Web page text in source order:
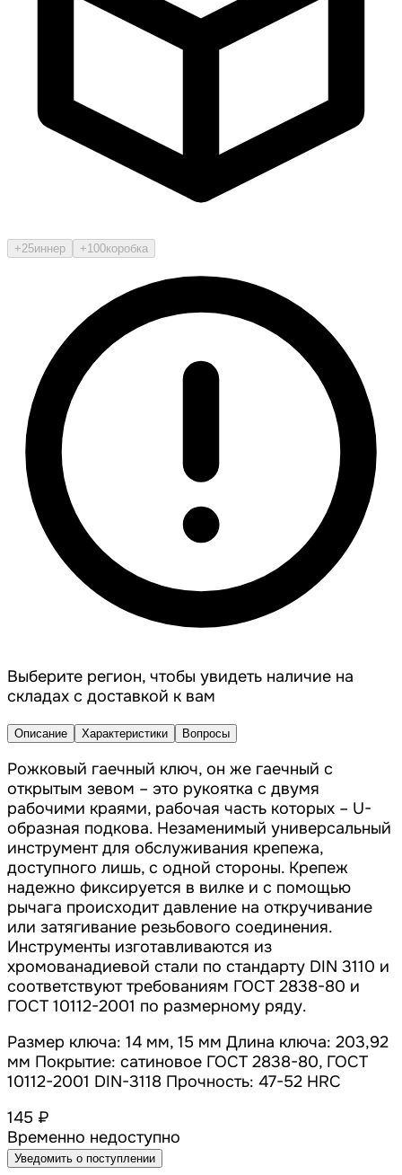
+25иннер +100коробка
Выберите регион, чтобы увидеть наличие на
складах с доставкой к вам
Описание Характеристики Вопросы
Рожковый гаечный ключ, он же гаечный с
открытым зевом – это рукоятка с двумя
рабочими краями, рабочая часть которых – U-
образная подкова. Незаменимый универсальный
инструмент для обслуживания крепежа,
доступного лишь, с одной стороны. Крепеж
надежно фиксируется в вилке и с помощью
рычага происходит давление на откручивание
или затягивание резьбового соединения.
Инструменты изготавливаются из
хромованадиевой стали по стандарту DIN 3110 и
соответствуют требованиям ГОСТ 2838-80 и
ГОСТ 10112-2001 по размерному ряду.
Размер ключа: 14 мм, 15 мм Длина ключа: 203,92
мм Покрытие: сатиновое ГОСТ 2838-80, ГОСТ
10112-2001 DIN-3118 Прочность: 47-52 HRC
145 ₽
Временно недоступно
Уведомить о поступлении